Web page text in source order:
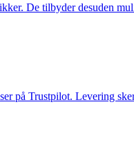
De tilbyder desuden
på Trustpilot. Levering